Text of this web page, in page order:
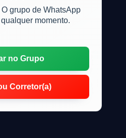
grupo de WhatsApp
momento.
no Grupo
Corretor(a)